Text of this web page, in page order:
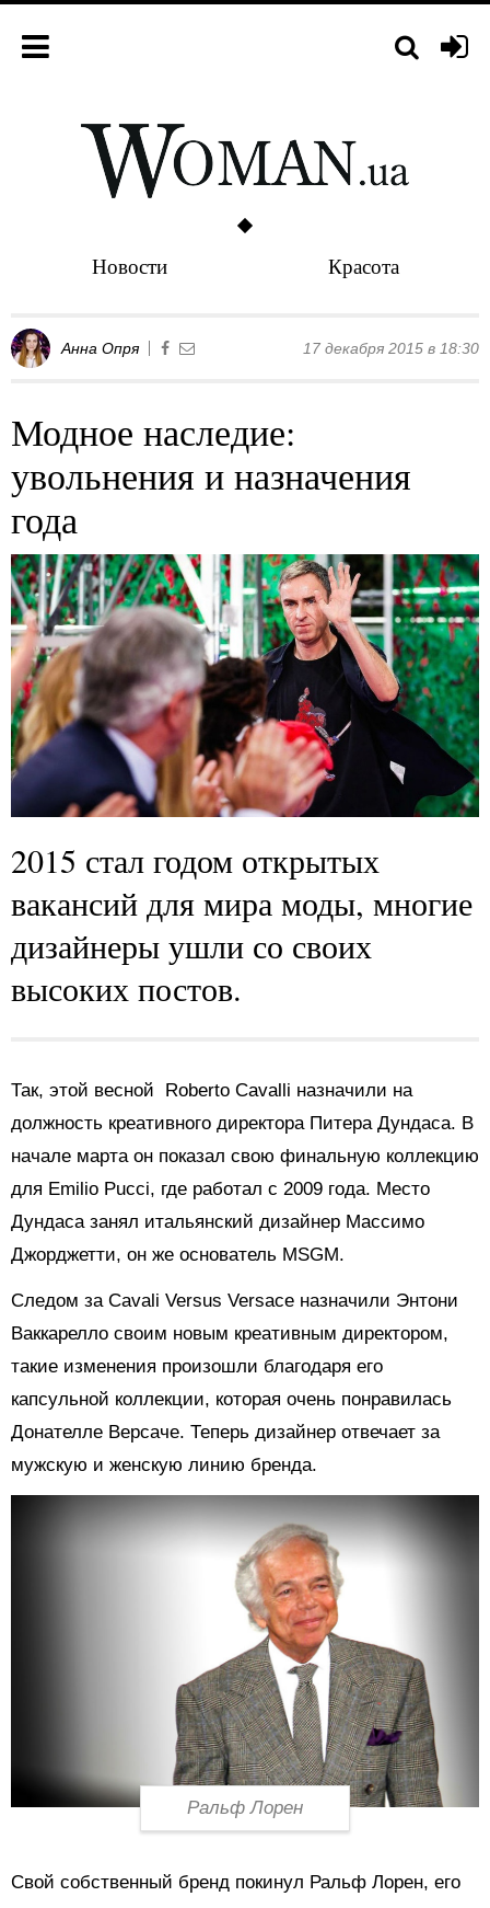
Новости Красота
Анна Опря 17 декабря 2015 в 18:30
Модное наследие:
увольнения и назначения
года
2015 стал годом открытых
вакансий для мира моды, многие
дизайнеры ушли со своих
высоких постов.
Так, этой весной Roberto Cavalli назначили на
должность креативного директора Питера Дундаса. В
начале марта он показал свою финальную коллекцию
для Emilio Pucci, где работал с 2009 года. Место
Дундаса занял итальянский дизайнер Массимо
Джорджетти, он же основатель MSGM.
Следом за Cavali Versus Versace назначили Энтони
Ваккарелло своим новым креативным директором,
такие изменения произошли благодаря его
капсульной коллекции, которая очень понравилась
Донателле Версаче. Теперь дизайнер отвечает за
мужскую и женскую линию бренда.
Ральф Лорен
Свой собственный бренд покинул Ральф Лорен, его